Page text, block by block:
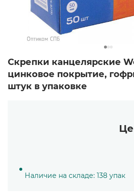
Скрепки канцелярские
цинковое покрытие,
штук в упаковке
Наличие на складе: 138 упак